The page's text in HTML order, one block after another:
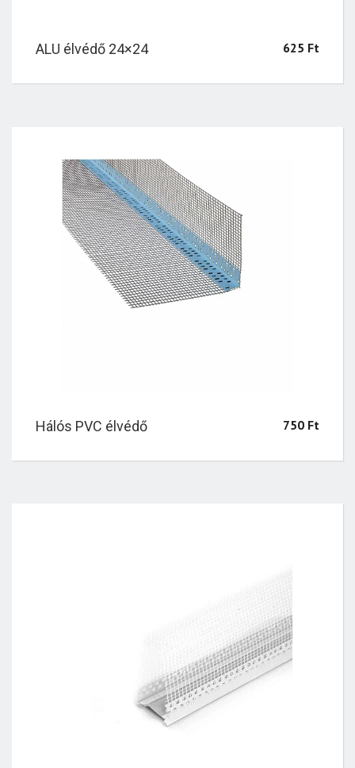
ALU élvédő 24×24 625 Ft
Hálós PVC élvédő 750 Ft